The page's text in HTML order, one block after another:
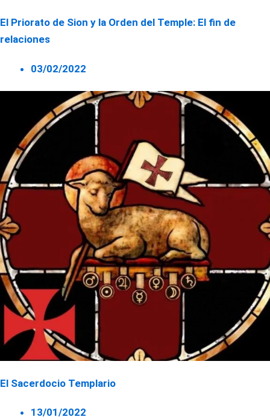
El Priorato de Sion y la Orden del Temple: El fin de
relaciones
03/02/2022
El Sacerdocio Templario
13/01/2022